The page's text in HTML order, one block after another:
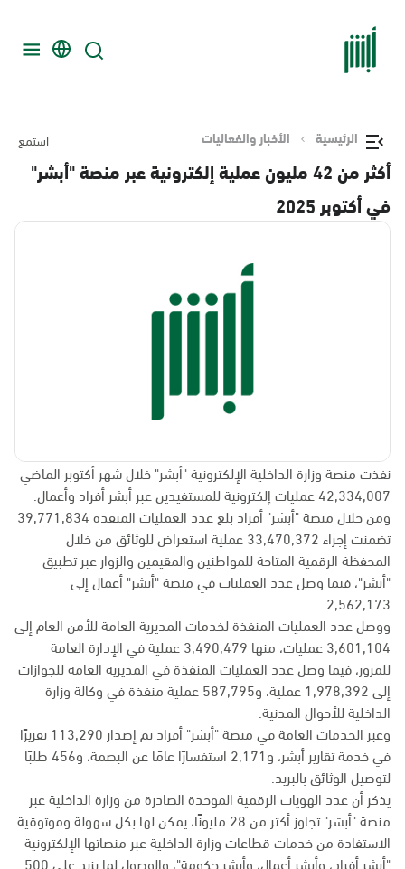
الرئيسية الأخبار والفعاليات استمع
أكثر من 42 مليون عملية إلكترونية عبر منصة "أبشر"
في أكتوبر 2025
نفذت منصة وزارة الداخلية الإلكترونية "أبشر" خلال شهر أكتوبر الماضي
42,334,007 عمليات إلكترونية للمستفيدين عبر أبشر أفراد وأعمال.
ومن خلال منصة "أبشر" أفراد بلغ عدد العمليات المنفذة 39,771,834
تضمنت إجراء 33,470,372 عملية استعراض للوثائق من خلال
المحفظة الرقمية المتاحة للمواطنين والمقيمين والزوار عبر تطبيق
"أبشر"، فيما وصل عدد العمليات في منصة "أبشر" أعمال إلى
2,562,173.
ووصل عدد العمليات المنفذة لخدمات المديرية العامة للأمن العام إلى
3,601,104 عمليات، منها 3,490,479 عملية في الإدارة العامة
للمرور، فيما وصل عدد العمليات المنفذة في المديرية العامة للجوازات
إلى 1,978,392 عملية، و587,795 عملية منفذة في وكالة وزارة
الداخلية للأحوال المدنية.
وعبر الخدمات العامة في منصة "أبشر" أفراد تم إصدار 113,290 تقريرًا
في خدمة تقارير أبشر، و2,171 استفسارًا عامًا عن البصمة، و456 طلبًا
لتوصيل الوثائق بالبريد.
يذكر أن عدد الهويات الرقمية الموحدة الصادرة من وزارة الداخلية عبر
منصة "أبشر" تجاوز أكثر من 28 مليونًا، يمكن لها بكل سهولة وموثوقية
الاستفادة من خدمات قطاعات وزارة الداخلية عبر منصاتها الإلكترونية
"أبشر أفراد، وأبشر أعمال، وأبشر حكومة"، والوصول لما يزيد على 500